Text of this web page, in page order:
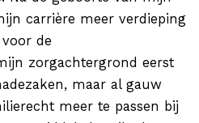
carrière meer verdieping
de
zorgachtergrond eerst
maar al gauw
meer te passen bij